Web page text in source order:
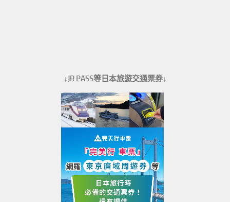
↓JR PASS等日本旅遊交通票券↓